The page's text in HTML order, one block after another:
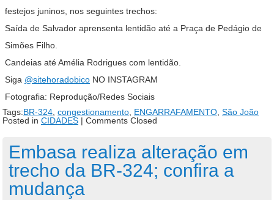
festejos juninos, nos seguintes trechos:
Saída de Salvador aprensenta lentidão até a Praça de Pedágio de
Simões Filho.
Candeias até Amélia Rodrigues com lentidão.
Siga @sitehoradobico NO INSTAGRAM
Fotografia: Reprodução/Redes Sociais
Tags:BR-324 congestionamento ENGARRAFAMENTO São João
Posted in CIDADES | Comments Closed
Embasa realiza alteração em
trecho da BR-324; confira a
mudança